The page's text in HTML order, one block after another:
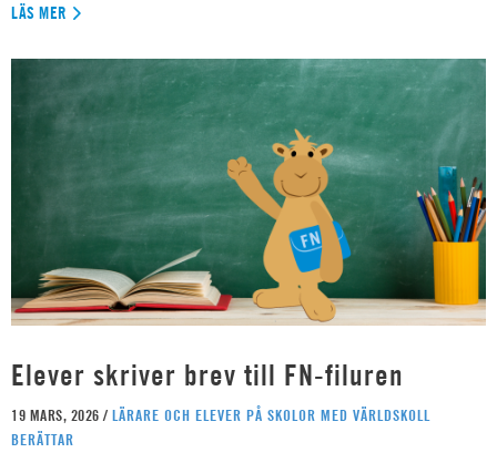
LÄS MER
Elever skriver brev till FN-filuren
19 MARS, 2026 / LÄRARE OCH ELEVER PÅ SKOLOR MED VÄRLDSKOLL
BERÄTTAR